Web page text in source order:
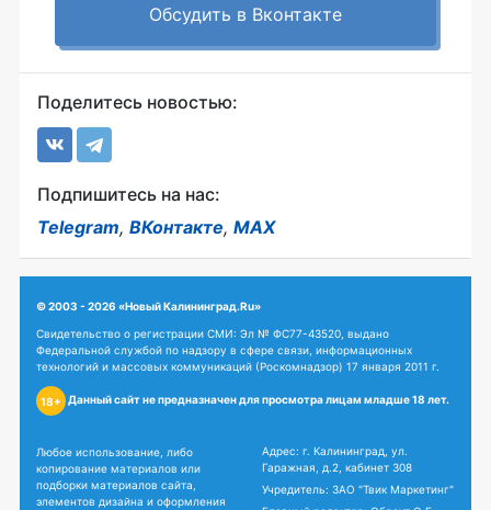
Обсудить в Вконтакте
Поделитесь новостью:
Подпишитесь на нас:
Telegram, ВКонтакте, MAX
© 2003 - 2026 «Новый Калининград.Ru»
Свидетельство о регистрации СМИ: Эл № ФС77-43520, выдано
Федеральной службой по надзору в сфере связи, информационных
технологий и массовых коммуникаций (Роскомнадзор) 17 января 2011 г.
18+ Данный сайт не предназначен для просмотра лицам младше 18 лет.
Любое использование, либо
копирование материалов или
подборки материалов сайта,
элементов дизайна и оформления
Адрес: г. Калининград, ул.
Гаражная, д.2, кабинет 308
Учредитель: ЗАО "Твик Маркетинг"